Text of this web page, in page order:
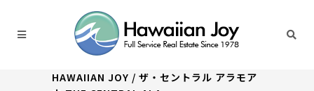
HAWAIIAN JOY / ザ・セントラル アラモア